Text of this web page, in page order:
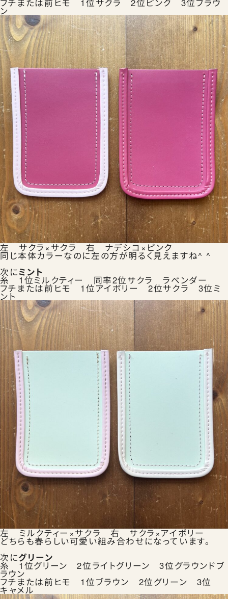
フチまたは前ヒモ 1位サクラ 2位ピンク 3位ブラウ
ン
左 サクラ×サクラ 右 ナデシコ×ピンク
同じ本体カラーなのに左の方が明るく見えますね^ ^
次にミント
糸 1位ミルクティー 同率2位サクラ ラベンダー
フチまたは前ヒモ 1位アイボリー 2位サクラ 3位ミ
ント
左 ミルクティー×サクラ 右 サクラ×アイボリー
どちらも春らしい可愛い組み合わせになっています。
次にグリーン
糸 1位グリーン 2位ライトグリーン 3位グラウンドブ
ラウン
フチまたは前ヒモ 1位ブラウン 2位グリーン 3位
キャメル